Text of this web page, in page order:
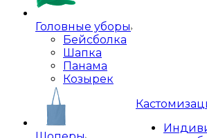
Головные уборы
Бейсболка
Шапка
Панама
Козырек